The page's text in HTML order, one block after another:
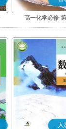
高一化学必修
人